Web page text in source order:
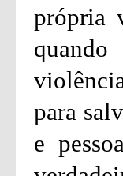
própria
para
e